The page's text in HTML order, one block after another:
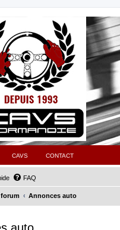
CAVS CONTACT
FAQ
Annonces auto